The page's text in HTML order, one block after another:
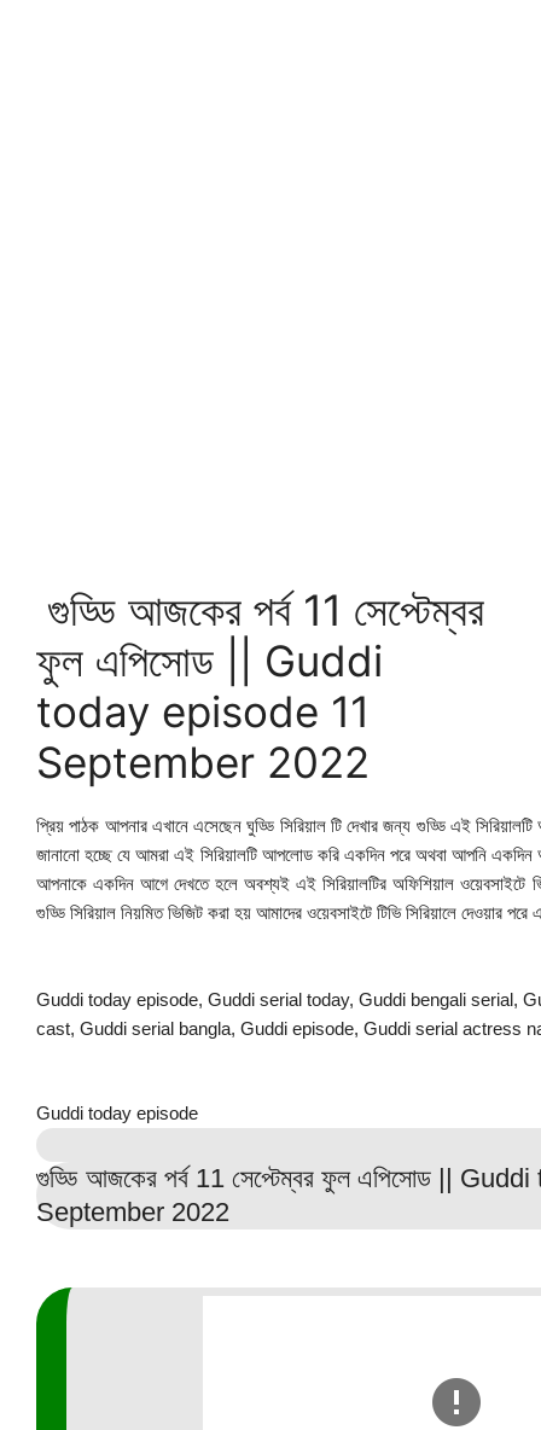
গুড্ডি আজকের পর্ব 11 সেপ্টেম্বর
ফুল এপিসোড || Guddi
today episode 11
September 2022
প্রিয় পাঠক আপনার এখানে এসেছেন ঘুড্ডি সিরিয়াল টি দেখার জন্য গুড্ডি এই
জানানো হচ্ছে যে আমরা এই সিরিয়ালটি আপলোড করি একদিন পরে অথবা আপনি একদিন
আপনাকে একদিন আগে দেখতে হলে অবশ্যই এই সিরিয়ালটির অফিশিয়াল ওয়েবসাইটে
গুড্ডি সিরিয়াল নিয়মিত ভিজিট করা হয় আমাদের ওয়েবসাইটে টিভি সিরিয়ালে দেওয়ার
Guddi today episode, Guddi serial today, Guddi bengali serial,
cast, Guddi serial bangla, Guddi episode, Guddi serial actress
Guddi today episode
গুড্ডি আজকের পর্ব 11 সেপ্টেম্বর ফুল এপিসোড ||
September 2022